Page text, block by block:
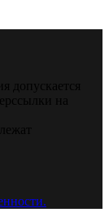
допускается
на